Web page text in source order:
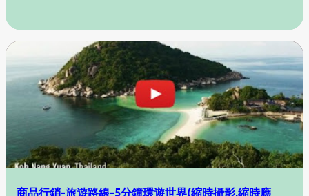
商品行銷-旅遊路線-5分鐘環遊世界(縮時攝影,縮時應